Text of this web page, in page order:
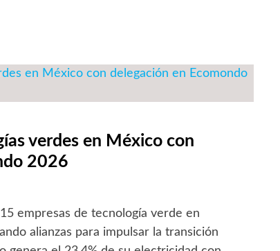
verdes en México con
2026
empresas de tecnología verde en
alianzas para impulsar la transición